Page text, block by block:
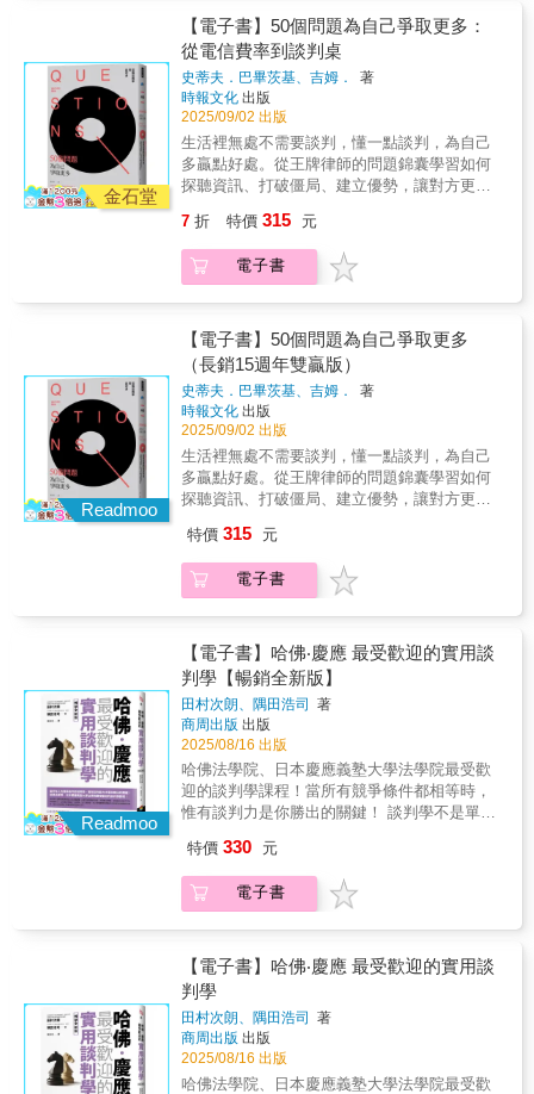
施。◆掌握談判心法，幫助你創造雙贏！◎不
要做沒有回報的讓步！◎儘可能不要與不具實
權的人談判。◎受談判對手尊敬遠比受其喜歡
更重要。◎卓越的談判者視談判對手為問題解
決者。因此，他經常展現這樣的風格：對人溫
和，但對主題強硬；努力增進互信；以追求雙
贏為目標。◎「贏家」是指自認為贏得談判的
人，「輸家」是指自認為輸掉談判的人。因
此，只有雙贏才是真贏！◎每一件事均可談
判，但不要每一件事都談判；每一件事均可重
開談判，但不要每一件事都重開談判。◎不要
毫不猶豫地接納談判對手的首次提議，你務必
要與他討價還價！◎盡量不要利用電話談判，
遠選擇自己最熟悉的語言。◎除非談判議程中
的每一個議案都達成協議，否則應視為沒有任
何一個議案達成協議。◎從事跨國談判或跨文
化談判時，你必須具備這樣的認知與修養：
（1）入國問禁，入境隨俗。（2）文化與文化
之間，無所謂對或錯，也無所謂好或壞，它們
只是不同而已！
金上漲．向雇主要求調高薪資．向賣方要求降
價．向供應商要求提前交貨◆談判的成敗取決
於以下三項標準：．自身需要是否因談判而獲
得滿足？．談判過程是否富於效率？．談判之
後是否贏得對手信任？為了獲致談判之成功，
你必須具備以下三個條件：◎堅強的談判實力
（Power）書中解說如何正確地評估自身及對手
之實力，並透視提升自身實力之途徑。◎適切
制、服從、迴避、妥協等五種策略，幫助你在
不同情境下選用適當的策略，實現談判目標。
◎靈活的談判技巧（Tactics）書中解說聆聽、
發問、議價、說服、讓步等談判技巧，讓你確
施。◆掌握談判心法，幫助你創造雙贏！◎不
要做沒有回報的讓步！◎儘可能不要與不具實
權的人談判。◎受談判對手尊敬遠比受其喜歡
更重要。◎卓越的談判者視談判對手為問題解
決者。因此，他經常展現這樣的風格：對人溫
和，但對主題強硬；努力增進互信；以追求雙
贏為目標。◎「贏家」是指自認為贏得談判的
人，「輸家」是指自認為輸掉談判的人。因
此，只有雙贏才是真贏！◎每一件事均可談
判，但不要每一件事都談判；每一件事均可重
開談判，但不要每一件事都重開談判。◎不要
毫不猶豫地接納談判對手的首次提議，你務必
要與他討價還價！◎盡量不要利用電話談判，
遠選擇自己最熟悉的語言。◎除非談判議程中
的每一個議案都達成協議，否則應視為沒有任
何一個議案達成協議。◎從事跨國談判或跨文
化談判時，你必須具備這樣的認知與修養：
（1）入國問禁，入境隨俗。（2）文化與文化
之間，無所謂對或錯，也無所謂好或壞，它們
只是不同而已！
通模式的全新情境，我們需要調整驗證過的有
效談判概念。同樣精闢的是，他不僅說明這種
調整過程的必要性，還示範如何以最佳方式進
行調整，最終成就這本傑作，教導我們靈活的
運用談判技巧。——羅伯特．席爾迪尼
（Robert Cialdini），《紐約時報》暢銷書《影
響力》（Influence）作者我們現在生活的世界
透過Zoom交流、迴避政治議題、擔心全球某地
工廠延誤將導致經濟災難。在這個新世界裡，
傳統的談判策略已不足夠。幸運的是，貝澤曼
整理出因應當今挑戰的必要談判策略。這本不
可或缺的書籍為讀者提供成功的工具，是老手
和新手談判者的必讀佳作。——查爾斯．杜希
格（Charles Duhigg），《為什麼我們這樣生
釐清的經濟學概念；將經濟學理論實際應用在
真實的交易場景中。對商業和法律界的學生和
專業人士來說，《DEALS交易力：從商業合約
設計到併購談判的8堂實戰課》都是不可多得的
參考資源。交易力八大重點：1. 了解協商與議
價能力的基本框架。2. 解讀資訊不對稱與逆向
選擇的挑戰。3. 解決事前資訊不對等難題的機
制。4. 如何處理道德風險與確認履約的狀況。
做出適合的調整以因應商業環境的變化。7. 設
何從經濟學的角度擬定理想的合約。從二手車
交易買賣到數十億美元企業併購，商學院教授
與法學專家聯手，從現實生活的實際案例了解
如何成為交易協議中的最大贏家，讓你在商業
交易中獲取最大價值。專業推薦「克勞斯納和
蘇布拉曼尼安的著作對於任何想要了解現實合
約和交易的人來說，都是非常寶貴的參考資
源。作者舉了許多有趣的實例，並且很有技巧
地運用基本的經濟學概念闡述它們。實務派會
得到許多真知灼見，但學者也可以藉此將自己
的理論修正得更好。」──諾貝爾經濟學獎得
主、哈佛大學教授∣奧立佛‧哈特（Oliver Hart）
「這本書文字直白，大量援引真實案例，探討
了所有的交易──無論是生技公司與藥廠的合
作、技術專利或併購案的盈利能力支付條款──
是如何回應其中蘊含的經濟學根本原理。克勞
帶來更大的價值。」──史丹佛律師∣莫妮卡‧施
萊伯（Monica Schreiber）「如果你有興趣探討
交易的架構和協商為何不只是一場零和遊戲，
想知道老練的交易專家如何創造價值，這本書
一定要看。克勞斯納和蘇布拉曼尼安運用真實
的交易案例涵蓋許多不同的產業，將複雜的經
濟學變成容易駕馭的工具。成果就是一本富含
理論卻又實用的參考書。」──哥倫比亞法學院
法律與商業榮譽教授、史丹佛法學院法律與商
業榮譽教授∣羅納德‧吉爾森（Ronald J.
財經界的資深專業人士，抑或是充滿好奇心的
讀者，想要了解登上頭條新聞的交易案背後的
運作原理，你的書架上都一定要有這本書。」
（Stephen R. Munger）「所有的商業交易都蘊
含同一套簡單優雅的經濟學架構，無論是相對
直白的收購案，或者是極為複雜的合併案。最
佳交易能夠成交的關鍵就在於把焦點放在重要
的經濟學驅動因子，不要被其他噪音干擾分
心。克勞斯納和蘇布拉曼尼安的著作是這個領
軟收購領英（LinkedIn）、史嘉蕾‧喬韓森針對
《黑寡婦》的播映與迪士尼發生合約糾紛、路
威酩軒集團（LVMH）因疫情決定放棄收購蒂芙
尼（Tiffany & Co.）所引起的訴訟、喬治‧諾克
羅斯和路易斯‧卡茨針對《費城詢問報》的所有
權而引發的爭執、國家廣播公司／維亞康姆針
對《歡樂一家親》最後三季跟派拉蒙影業公司
協商，以及其他許多案例。事實上，商業交易
的形式非常多樣，但每一筆交易都有相同的目
標，或至少應該要有這樣的目標──使聯合價值
斯納與古漢‧蘇布拉曼尼安援引了數十年的商業
交易教學和顧問經驗，告訴讀者這個目標應該
如何達成，並透過清楚簡潔的文字，確立協商
釐清的經濟學概念；將經濟學理論實際應用在
真實的交易場景中。對商業和法律界的學生和
專業人士來說，《DEALS交易力：從商業合約
設計到併購談判的8堂實戰課》都是不可多得的
參考資源。交易力八大重點：1. 了解協商與議
價能力的基本框架。2. 解讀資訊不對稱與逆向
選擇的挑戰。3. 解決事前資訊不對等難題的機
制。4. 如何處理道德風險與確認履約的狀況。
做出適合的調整以因應商業環境的變化。7. 設
何從經濟學的角度擬定理想的合約。從二手車
交易買賣到數十億美元企業併購，商學院教授
與法學專家聯手，從現實生活的實際案例了解
如何成為交易協議中的最大贏家，讓你在商業
交易中獲取最大價值。專業推薦「克勞斯納和
蘇布拉曼尼安的著作對於任何想要了解現實合
約和交易的人來說，都是非常寶貴的參考資
源。作者舉了許多有趣的實例，並且很有技巧
地運用基本的經濟學概念闡述它們。實務派會
得到許多真知灼見，但學者也可以藉此將自己
的理論修正得更好。」──諾貝爾經濟學獎得
主、哈佛大學教授∣奧立佛‧哈特（Oliver Hart）
「這本書文字直白，大量援引真實案例，探討
了所有的交易──無論是生技公司與藥廠的合
作、技術專利或併購案的盈利能力支付條款──
是如何回應其中蘊含的經濟學根本原理。克勞
帶來更大的價值。」──史丹佛律師∣莫妮卡‧施
萊伯（Monica Schreiber）「如果你有興趣探討
交易的架構和協商為何不只是一場零和遊戲，
想知道老練的交易專家如何創造價值，這本書
一定要看。克勞斯納和蘇布拉曼尼安運用真實
的交易案例涵蓋許多不同的產業，將複雜的經
金石堂
【電子書】50個問題為自己爭取更多：
從電信費率到談判桌
史蒂夫．巴畢茨基、吉姆．
著
時報文化 出版
2025/09/02 出版
生活裡無處不需要談判，懂一點談判，為自己
多贏點好處。從王牌律師的問題錦囊學習如何
探聽資訊、打破僵局、建立優勢，讓對方更有
攻，也是攻擊性的防守──────問對問題，協
商先贏一半聰明的人不一定會談判；而懂協商
的人往往在財務和工作上更勝一籌，在生活上
協商的人更常用「請問如果要解約該找哪一
位？」來開場，也更有機會為自己省下每月的
電信費用。因為：當你是一家企業的長期顧
客，企業很清楚與重視長期顧客的價值，通常
設有專員負責留住這樣的顧客，他們有權限提
供優惠。/ 當聽到一個超乎預算的價格，一般人
直覺反應：價格沒得談嗎？而對方幾乎都會順
著話回答：沒有。懂協商的人則會改成這麼
問：議價空間有多少？因為：對方面對的不再
是一個「是」或「否」問題，面對新提問，他
而這就為你開啟了降價的大門。/另外，我們在
生活和工作上難免需要跟過去有不愉快的人協
商，一般人可能選擇硬著頭皮上場，而懂協商
過去，只談未來？」因為：這問題暗示著，如
果雙方想要取得任何進展，就要避免一直回顧
與當前協商無關的舊帳；而同意這個問題的
人，則傳遞出想要認真達成協議、向前邁進的
訊息。──────10大類、50個問題隨取即用
──────任何人都可以快速上手不論要：打探
資訊、找到作決定的人、先發制人、限制對手
空間、拉高自己姿態；還是要：把餅做大、爭
心防；在關鍵時刻提出對的問題，有助於你取
得決定性的進展。 客人：最近生意怎麼
樣？（探聽資訊）店員：景氣不好，業績很
差。客人：是喔……這個要1,000元？可以算便
宜一點嗎？（爭取優惠）店員：買3組的話，
2,500元你可以接受嗎？（把餅做大、定錨效
應）客人：你知道嗎，另一家的價格比較低？
（建立優勢）店員：這要看你重視的是品質還
是價格？（保護價格）客人：當然都要兼顧，
2,400元可以嗎。你應該會想做我的生意吧？
（心理戰術）店員：這樣吧，如果你刷卡，
2,400加3%手續費是2,472元。不如你改成付
7 折 特價 315 元
電子書
Readmoo
【電子書】50個問題為自己爭取更多
（長銷15週年雙贏版）
史蒂夫．巴畢茨基、吉姆．
著
時報文化 出版
2025/09/02 出版
生活裡無處不需要談判，懂一點談判，為自己
多贏點好處。從王牌律師的問題錦囊學習如何
探聽資訊、打破僵局、建立優勢，讓對方更有
攻，也是攻擊性的防守──────問對問題，協
商先贏一半聰明的人不一定會談判；而懂協商
的人往往在財務和工作上更勝一籌，在生活上
協商的人更常用「請問如果要解約該找哪一
位？」來開場，也更有機會為自己省下每月的
電信費用。因為：當你是一家企業的長期顧
客，企業很清楚與重視長期顧客的價值，通常
設有專員負責留住這樣的顧客，他們有權限提
供優惠。/ 當聽到一個超乎預算的價格，一般人
直覺反應：價格沒得談嗎？而對方幾乎都會順
著話回答：沒有。懂協商的人則會改成這麼
問：議價空間有多少？因為：對方面對的不再
是一個「是」或「否」問題，面對新提問，他
而這就為你開啟了降價的大門。/另外，我們在
生活和工作上難免需要跟過去有不愉快的人協
商，一般人可能選擇硬著頭皮上場，而懂協商
過去，只談未來？」因為：這問題暗示著，如
果雙方想要取得任何進展，就要避免一直回顧
與當前協商無關的舊帳；而同意這個問題的
人，則傳遞出想要認真達成協議、向前邁進的
訊息。──────10大類、50個問題隨取即用
──────任何人都可以快速上手不論要：打探
特價 315 元
電子書
Readmoo
【電子書】哈佛‧慶應 最受歡迎的實用談
判學【暢銷全新版】
田村次朗、隅田浩司
著
商周出版 出版
2025/08/16 出版
哈佛法學院、日本慶應義塾大學法學院最受歡
迎的談判學課程！當所有競爭條件都相等時，
惟有談判力是你勝出的關鍵！ 談判學不是單純
是解決問題、爭取最大利益不可欠缺的競爭
力。以哈佛法學院的「談判學」為立論基礎，
加上現場聽證與調查分析得來的實際談判案
推薦 ▎游梓翔 世新大學口語傳播系教授專業推
薦 ▎戚樹誠 臺灣大學商學研究所特聘教授│劉
必榮 東吳大學政治系教授 生活處處都在「談
判、溝通、協商」，以對話取代對立，共識取
代勝負，解決問題就從談判開始！ 對方比你強
勢怎麼談？為了達成業績，非向對方讓步不
特價 330 元
電子書
【電子書】哈佛‧慶應 最受歡迎的實用談
判學
田村次朗、隅田浩司
著
商周出版 出版
2025/08/16 出版
哈佛法學院、日本慶應義塾大學法學院最受歡